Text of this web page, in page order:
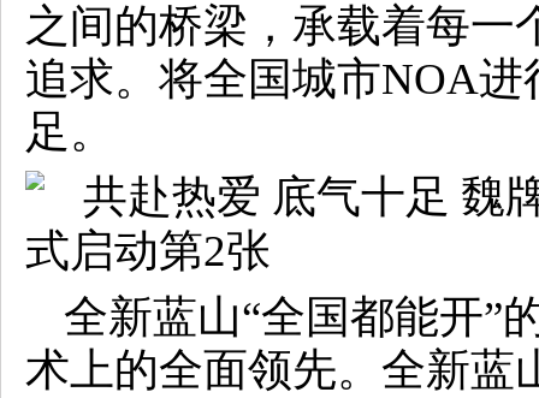
之间的桥梁，承载着每一
追求。将全国城市NOA
足。
全新蓝山“全国都能开”
术上的全面领先。全新蓝